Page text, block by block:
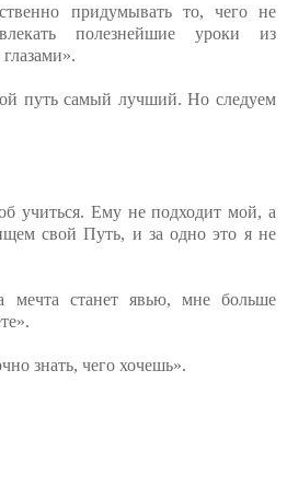
придумывать то, чего не
полезнейшие уроки из
путь самый лучший. Но следуем
учиться. Ему не подходит мой, а
свой Путь, и за одно это я не
мечта станет явью, мне больше
знать, чего хочешь».